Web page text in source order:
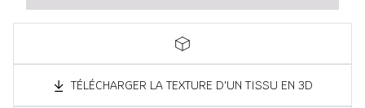
TÉLÉCHARGER LA TEXTURE D'UN TISSU EN 3D